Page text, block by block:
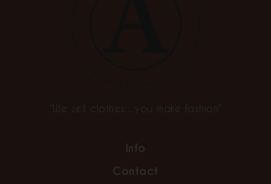
“We sell clothes…you make fashion”
Info
Contact